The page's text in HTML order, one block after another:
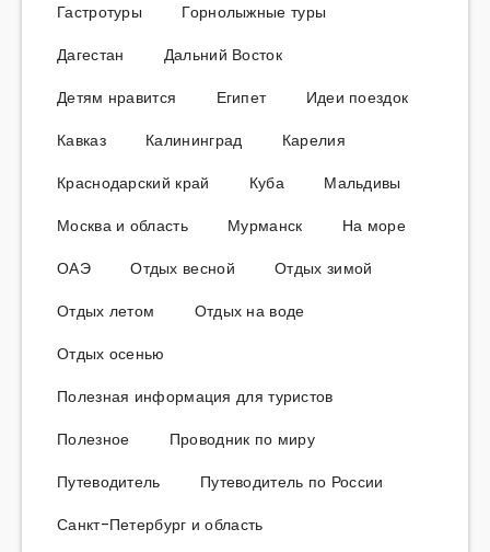
Гастротуры
Горнолыжные туры
Дагестан
Дальний Восток
Детям нравится
Египет
Идеи поездок
Кавказ
Калининград
Карелия
Краснодарский край
Куба
Мальдивы
Москва и область
Мурманск
На море
ОАЭ
Отдых весной
Отдых зимой
Отдых летом
Отдых на воде
Отдых осенью
Полезная информация для туристов
Полезное
Проводник по миру
Путеводитель
Путеводитель по России
Санкт-Петербург и область